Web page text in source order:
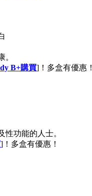
。
B+購買]！多盒有優惠！
功能的人士。
]！多盒有優惠！